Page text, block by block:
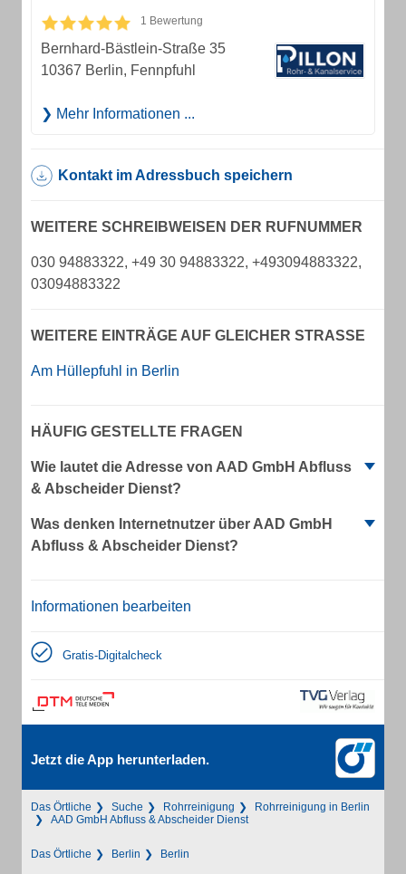
1 Bewertung
Bernhard-Bästlein-Straße 35
10367 Berlin, Fennpfuhl
Mehr Informationen ...
Kontakt im Adressbuch speichern
WEITERE SCHREIBWEISEN DER RUFNUMMER
030 94883322, +49 30 94883322, +493094883322,
03094883322
WEITERE EINTRÄGE AUF GLEICHER STRASSE
Am Hüllepfuhl in Berlin
HÄUFIG GESTELLTE FRAGEN
Wie lautet die Adresse von AAD GmbH Abfluss
& Abscheider Dienst?
Was denken Internetnutzer über AAD GmbH
Abfluss & Abscheider Dienst?
Informationen bearbeiten
Gratis-Digitalcheck
Jetzt die App herunterladen.
Das Örtliche Suche Rohrreinigung
Rohrreinigung in Berlin
AAD GmbH Abfluss & Abscheider Dienst
Das Örtliche Berlin Berlin